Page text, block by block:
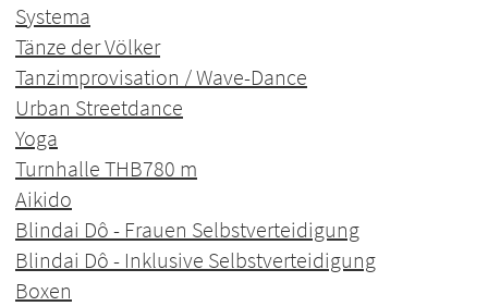
Systema
Tänze der Völker
Tanzimprovisation / Wave-Dance
Urban Streetdance
Yoga
Turnhalle THB780 m
Aikido
Blindai Dô - Frauen Selbstverteidigung
Blindai Dô - Inklusive Selbstverteidigung
Boxen